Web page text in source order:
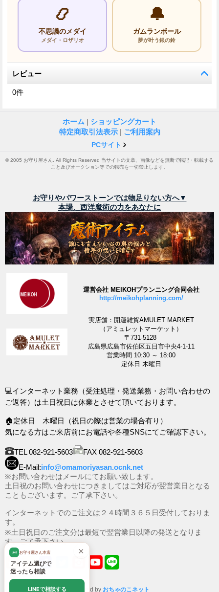
📿
不思議のメダイ
メダイ・ロザリオ
🔔
ガムランボール
夢が叶う銀の鈴
レビュー
0件
ホーム | ショッピングカート
特定商取引法表示 | ご利用案内
PCサイト
© 2005 お守り屋さん. All Rights Reserved 当サイトの文章、画像などを無断で転記・転載する
こと及びオークション等での転売を一切禁止します。
お守りやパワーストーンでは物足りない方へ▼
本場、西洋魔術の力をあなたに
運営会社 MEIKOHプランニング合同会社
http://meikohplanning.com/
実店舗：開運雑貨AMULET MARKET
（アミュレットマーケット）
〒731-5128
広島県広島市佐伯区五日市中央4-1-11
営業時間 10:30 ～ 18:00
定休日 木曜日
💻インターネット業務（受注処理・発送業務・お問い合わせの
ご返答）は土日祝日は休業とさせて頂いております。
🏠定休日 木曜日（祝日の際は営業の場合有り）
気になる方はご来店前にお電話や各種SNSにてご確認下さい。
TEL 082-921-5603
FAX 082-921-5603
E-Mail:info@omamoriyasan.ocnk.net
※お問い合わせはメールにてお願い致します。
土日祝のお問い合わせにつきましてはご対応が翌営業日となる
こともございます。ご了承下さい。
インターネットでのご注文は２４時間３６５日受付しておりま
す。
※土日祝日のご注文分は最短で翌営業日以降の発送となりま
す。ご了承下さい。
Powered by おちゃのこネット
×
LINE お守り屋さん本店
アイテム選びで
迷ったら相談
LINEで相談する